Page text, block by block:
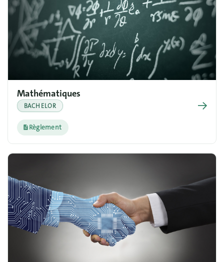
Mathématiques
BACHELOR →
Règlement